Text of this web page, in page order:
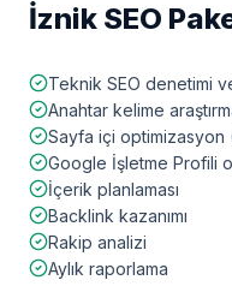
İznik SEO
Teknik SEO denetimi
Anahtar kelime
Sayfa içi optimizasyon
Google İşletme Profili
İçerik planlaması
Backlink kazanımı
Rakip analizi
Aylık raporlama